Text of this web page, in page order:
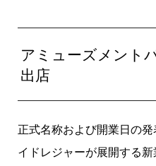
アミューズメント
出店
正式名称および開業日の
イドレジャーが展開する